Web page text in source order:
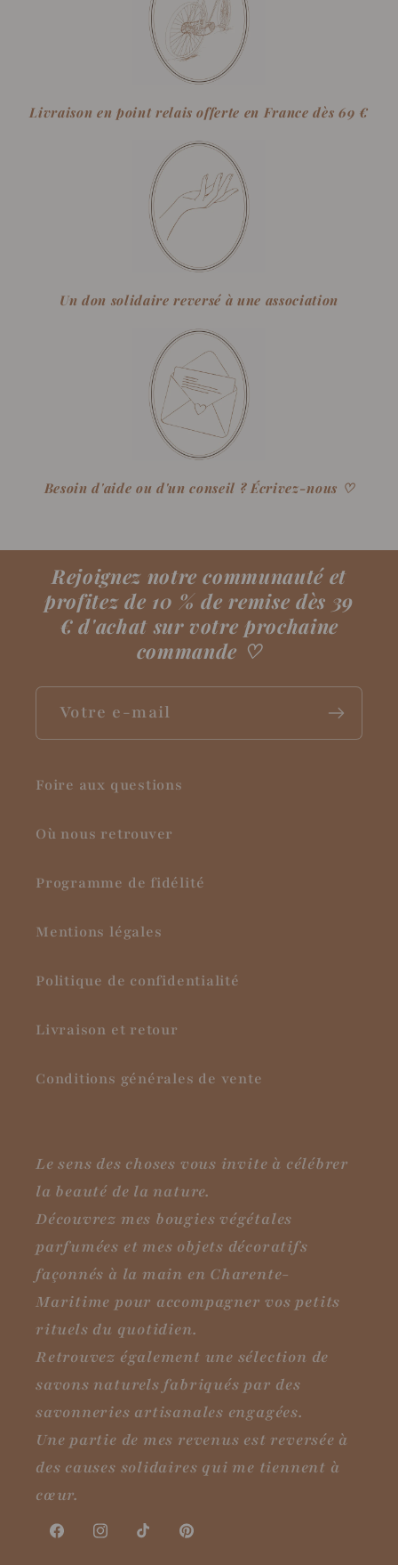
Livraison en point relais offerte en France dès 69 €
Un don solidaire reversé à une association
Besoin d'aide ou d'un conseil ? Écrivez-nous ♡
Rejoignez notre communauté et
profitez de 10 % de remise dès 39
€ d'achat sur votre prochaine
commande ♡
Votre e-mail
Foire aux questions
Où nous retrouver
Programme de fidélité
Mentions légales
Politique de confidentialité
Livraison et retour
Conditions générales de vente
Le sens des choses vous invite à célébrer
la beauté de la nature.
Découvrez mes bougies végétales
parfumées et mes objets décoratifs
façonnés à la main en Charente-
Maritime pour accompagner vos petits
rituels du quotidien.
Retrouvez également une sélection de
savons naturels fabriqués par des
savonneries artisanales engagées.
Une partie de mes revenus est reversée à
des causes solidaires qui me tiennent à
cœur.
FacebookInstagramTikTokPinterest